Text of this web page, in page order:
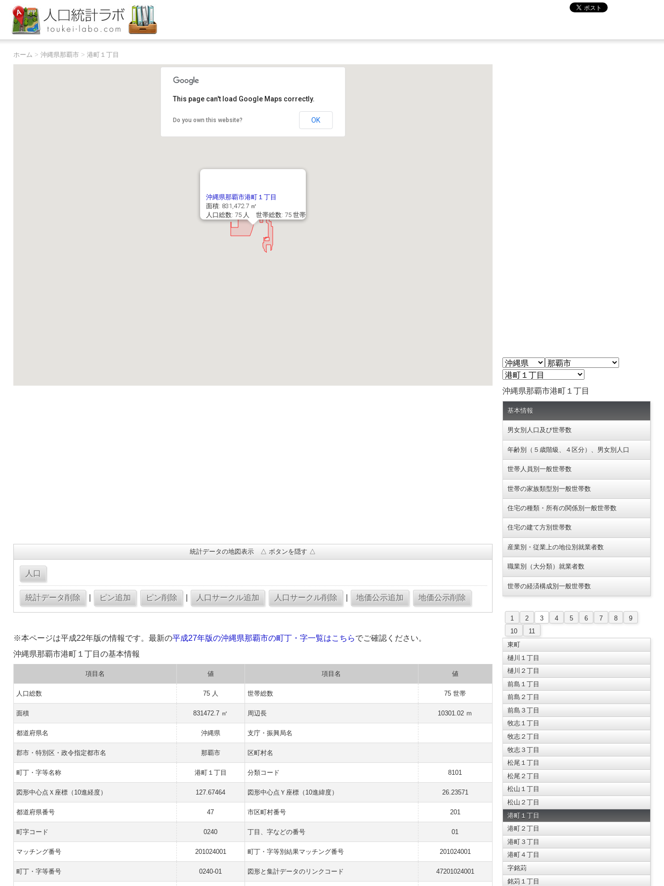
ホーム > 沖縄県那覇市> 港町１丁目
沖縄県那覇市港町１丁目
面積: 831,472.7 ㎡
人口総数: 75 人 世帯総数: 75 世帯
This page can't load Google Maps correctly.
Do you own this website? OK
統計データの地図表示 △ ボタンを隠す △
※本ページは平成22年版の情報です。最新の平成27年版の沖縄県那覇市の町丁・字一覧はこちらでご確認ください。
沖縄県那覇市港町１丁目の基本情報
項目名 値 項目名 値
人口総数 75 人 世帯総数 75 世帯
面積 831472.7 ㎡ 周辺長 10301.02 ｍ
都道府県名 沖縄県 支庁・振興局名
郡市・特別区・政令指定都市名 那覇市 区町村名
町丁・字等名称 港町１丁目 分類コード 8101
図形中心点Ｘ座標（10進経度） 127.67464 図形中心点Ｙ座標（10進緯度） 26.23571
都道府県番号 47 市区町村番号 201
町字コード 0240 丁目、字などの番号 01
マッチング番号 201024001 町丁・字等別結果マッチング番号 201024001
町丁・字等番号 0240-01 図形と集計データのリンクコード 47201024001
沖縄県那覇市港町１丁目
基本情報
男女別人口及び世帯数
年齢別（５歳階級、４区分）、男女別人口
世帯人員別一般世帯数
世帯の家族類型別一般世帯数
住宅の種類・所有の関係別一般世帯数
住宅の建て方別世帯数
産業別・従業上の地位別就業者数
職業別（大分類）就業者数
世帯の経済構成別一般世帯数
1 2 3 4 5 6 7 8
9
10
11
東町
樋川１丁目
樋川２丁目
前島１丁目
前島２丁目
前島３丁目
牧志１丁目
牧志２丁目
牧志３丁目
松尾１丁目
松尾２丁目
松山１丁目
松山２丁目
港町１丁目
港町２丁目
港町３丁目
港町４丁目
字銘苅
銘苅１丁目